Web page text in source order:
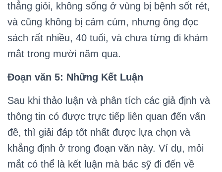
thẳng giỏi, không sống ở vùng bị bệnh sốt rét,
và cũng không bị cảm cúm, nhưng ông đọc
sách rất nhiều, 40 tuổi, và chưa từng đi khám
mắt trong mười năm qua.
Đoạn văn 5: Những Kết Luận
Sau khi thảo luận và phân tích các giả định và
thông tin có được trực tiếp liên quan đến vấn
đề, thì giải đáp tốt nhất được lựa chọn và
khẳng định ở trong đoạn văn này. Ví dụ, mỏi
mắt có thể là kết luận mà bác sỹ đi đến về